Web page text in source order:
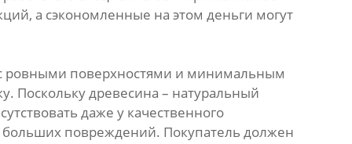
а сэкономленные на этом деньги могут
ровными поверхностями и минимальным
Поскольку древесина – натуральный
даже у качественного
повреждений. Покупатель должен